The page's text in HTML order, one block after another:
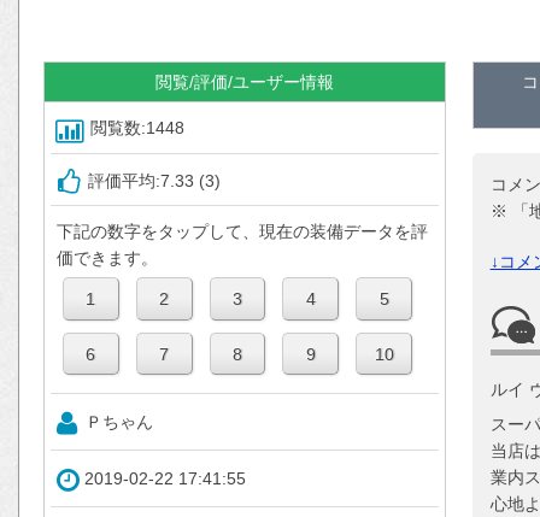
閲覧/評価/ユーザー情報
閲覧数:1448
評価平均:7.33 (3)
下記の数字をタップして、現在の装備データを評
価できます。
Ｐちゃん
2019-02-22 17:41:55
コメ
※ 「
↓コメ
ルイ
スー
当店
業内
心地